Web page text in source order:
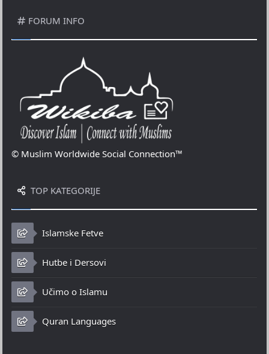
FORUM INFO
© Muslim Worldwide Social Connection™
TOP KATEGORIJE
Islamske Fetve
Hutbe i Dersovi
Učimo o Islamu
Quran Languages